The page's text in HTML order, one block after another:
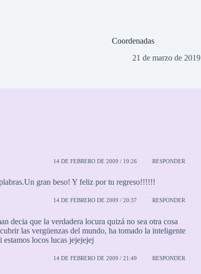
Coordenadas
21 de marzo de 2019
14 DE FEBRERO DE 2009 / 19:26 RESPONDER
gran beso! Y feliz por tu regreso!!!!!!
14 DE FEBRERO DE 2009 / 20:37 RESPONDER
decia que la verdadera locura quizá no sea otra cosa
las vergüenzas del mundo, ha tomado la inteligente
locos lucas jejejejej
14 DE FEBRERO DE 2009 / 21:49 RESPONDER